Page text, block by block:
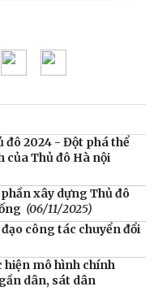
đô 2024 - Đột phá thể
của Thủ đô Hà nội
xây dựng Thủ đô
(06/11/2025)
công tác chuyển đổi
hiện mô hình chính
dân, sát dân